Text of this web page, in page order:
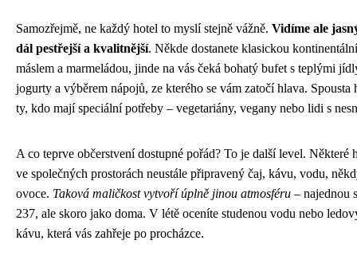
Samozřejmě, ne každý hotel to myslí stejně vážně. Vidíme ale
dál pestřejší a kvalitnější. Někde dostanete klasickou
máslem a marmeládou, jinde na vás čeká bohatý bufet s teplými
jogurty a výběrem nápojů, ze kterého se vám zatočí hlava. Spousta
ty, kdo mají speciální potřeby – vegetariány, vegany nebo lidi s
A co teprve občerstvení dostupné pořád? To je další level. Některé
ve společných prostorách neustále připravený čaj, kávu, vodu,
ovoce. Taková maličkost vytvoří úplně jinou atmosféru – najednou
237, ale skoro jako doma. V létě oceníte studenou vodu nebo
kávu, která vás zahřeje po procházce.